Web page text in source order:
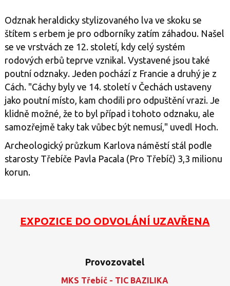
Odznak heraldicky stylizovaného lva ve skoku se
štítem s erbem je pro odborníky zatím záhadou. Našel
se ve vrstvách ze 12. století, kdy celý systém
rodových erbů teprve vznikal. Vystavené jsou také
poutní odznaky. Jeden pochází z Francie a druhý je z
Cách. "Cáchy byly ve 14. století v Čechách ustaveny
jako poutní místo, kam chodili pro odpuštění vrazi. Je
klidně možné, že to byl případ i tohoto odznaku, ale
samozřejmě taky tak vůbec být nemusí," uvedl Hoch.
Archeologický průzkum Karlova náměstí stál podle
starosty Třebíče Pavla Pacala (Pro Třebíč) 3,3 milionu
korun.
EXPOZICE DO ODVOLÁNÍ UZAVŘENA
Provozovatel
MKS Třebíč - TIC BAZILIKA